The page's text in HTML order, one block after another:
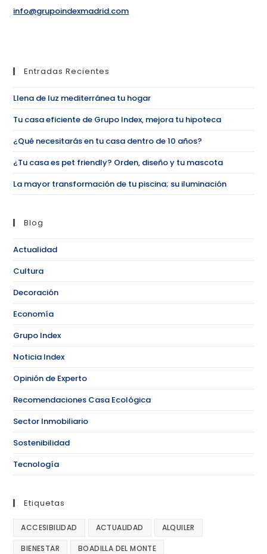
info@grupoindexmadrid.com
Entradas Recientes
Llena de luz mediterránea tu hogar
Tu casa eficiente de Grupo Index, mejora tu hipoteca
¿Qué necesitarás en tu casa dentro de 10 años?
¿Tu casa es pet friendly? Orden, diseño y tu mascota
La mayor transformación de tu piscina; su iluminación
Blog
Actualidad
Cultura
Decoración
Economía
Grupo Index
Noticia Index
Opinión de Experto
Recomendaciones Casa Ecológica
Sector Inmobiliario
Sostenibilidad
Tecnología
Etiquetas
ACCESIBILIDAD ACTUALIDAD ALQUILER
BIENESTAR BOADILLA DEL MONTE